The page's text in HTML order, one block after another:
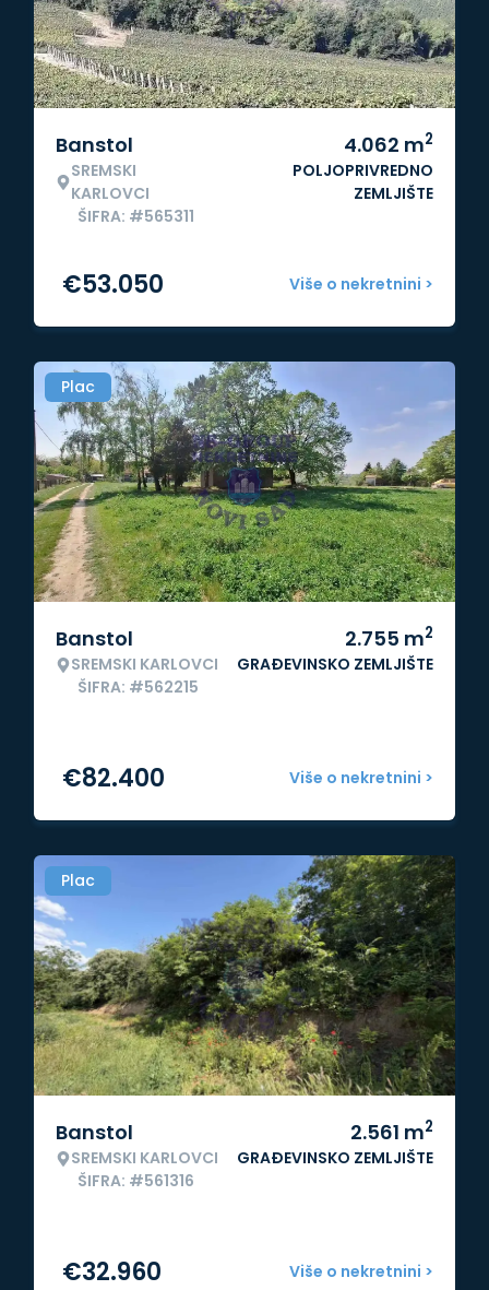
Banstol
SREMSKI
KARLOVCI
ŠIFRA: #565311
4.062 m2
POLJOPRIVREDNO
ZEMLJIŠTE
Više o nekretnini >
€53.050
Plac
Banstol
SREMSKI KARLOVCI
ŠIFRA: #562215
2.755 m2
GRAĐEVINSKO ZEMLJIŠTE
Više o nekretnini >
€82.400
Plac
Banstol
SREMSKI KARLOVCI
ŠIFRA: #561316
2.561 m2
GRAĐEVINSKO ZEMLJIŠTE
Više o nekretnini >
€32.960